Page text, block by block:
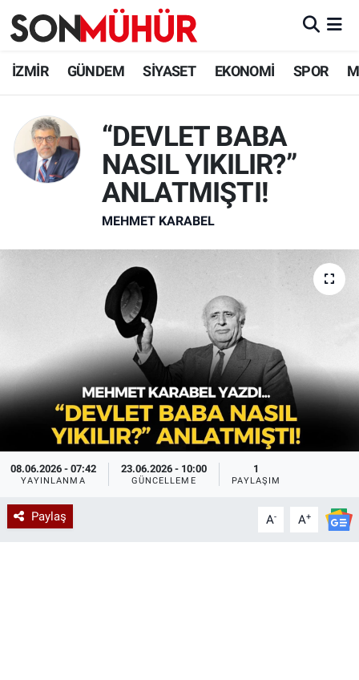
İZMİR GÜNDEM SİYASET EKONOMİ SPOR
“DEVLET BABA
NASIL YIKILIR?”
ANLATMIŞTI!
MEHMET KARABEL
08.06.2026 - 07:42
YAYINLANMA
23.06.2026 - 10:00
GÜNCELLEME
1
PAYLAŞIM
Paylaş A- A+
İzmir Nöbetçi Eczaneler
İzmir Namaz Vakitleri
İzmir Trafik Yoğunluk Haritası
Süper Lig Puan Durumu ve Fikstür
Tüm Manşetler
Son Dakika Haberleri
Haber Arşivi